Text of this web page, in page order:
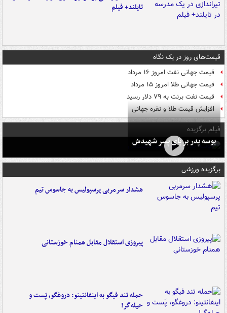
تایلند+ فیلم
قیمت‌های روز در یک نگاه
قیمت جهانی نفت امروز ۱۶ مرداد
قیمت جهانی طلا امروز ۱۵ مرداد
قیمت نفت برنت به ۷۹ دلار رسید
افزایش قیمت طلا و نقره جهانی
فیلم برگزیده
بوسه‌ پدر بر پای پسر شهیدش
برگزیده ورزشی
هشدار سرمربی پرسپولیس به جاسوس تیم
پیروزی استقلال مقابل همنام خوزستانی
حمله تند فیگو به اینفانتینو: دروغگو، پَست‌ و
حیله‌گر!